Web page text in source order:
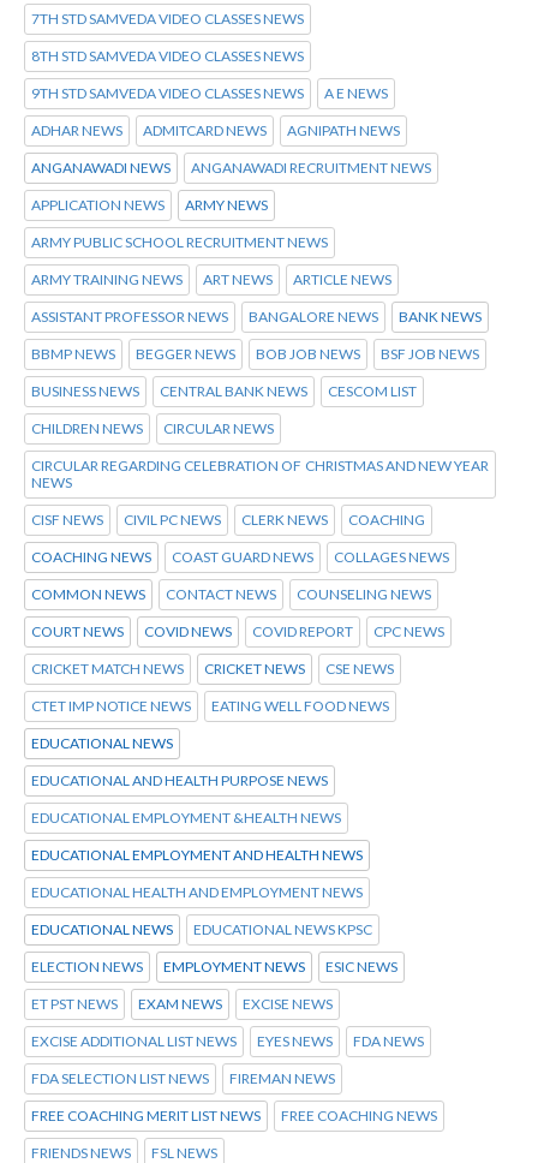
7TH STD SAMVEDA VIDEO CLASSES NEWS
8TH STD SAMVEDA VIDEO CLASSES NEWS
9TH STD SAMVEDA VIDEO CLASSES NEWS A E NEWS
ADHAR NEWS ADMITCARD NEWS AGNIPATH NEWS
ANGANAWADI NEWS ANGANAWADI RECRUITMENT NEWS
APPLICATION NEWS ARMY NEWS
ARMY PUBLIC SCHOOL RECRUITMENT NEWS
ARMY TRAINING NEWS ART NEWS ARTICLE NEWS
ASSISTANT PROFESSOR NEWS BANGALORE NEWS BANK NEWS
BBMP NEWS BEGGER NEWS BOB JOB NEWS BSF JOB NEWS
BUSINESS NEWS CENTRAL BANK NEWS CESCOM LIST
CHILDREN NEWS CIRCULAR NEWS
CIRCULAR REGARDING CELEBRATION OF CHRISTMAS AND NEW YEAR
NEWS
CISF NEWS CIVIL PC NEWS CLERK NEWS COACHING
COACHING NEWS COAST GUARD NEWS COLLAGES NEWS
COMMON NEWS CONTACT NEWS COUNSELING NEWS
COURT NEWS COVID NEWS COVID REPORT CPC NEWS
CRICKET MATCH NEWS CRICKET NEWS CSE NEWS
CTET IMP NOTICE NEWS EATING WELL FOOD NEWS
EDUCATIONAL NEWS
EDUCATIONAL AND HEALTH PURPOSE NEWS
EDUCATIONAL EMPLOYMENT &HEALTH NEWS
EDUCATIONAL EMPLOYMENT AND HEALTH NEWS
EDUCATIONAL HEALTH AND EMPLOYMENT NEWS
EDUCATIONAL NEWS EDUCATIONAL NEWS KPSC
ELECTION NEWS EMPLOYMENT NEWS ESIC NEWS
ET PST NEWS EXAM NEWS EXCISE NEWS
EXCISE ADDITIONAL LIST NEWS EYES NEWS FDA NEWS
FDA SELECTION LIST NEWS FIREMAN NEWS
FREE COACHING MERIT LIST NEWS FREE COACHING NEWS
FRIENDS NEWS FSL NEWS